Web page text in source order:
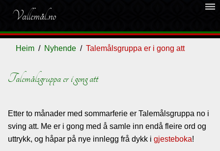
Vallemål.no
dehaze
Heim Nyhende Talemålsgruppa er i gong att
Talemålsgruppa er i gong att
Etter to månader med sommarferie er Talemålsgruppa no i
sving att. Me er i gong med å samle inn endå fleire ord og
uttrykk, og håpar på nye innlegg frå dykk i gjesteboka!
Ordliste
Om
vallemålet